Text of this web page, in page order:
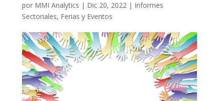
por MMI Analytics | Dic 20, 2022| Informes
Sectoriales, Ferias y Eventos